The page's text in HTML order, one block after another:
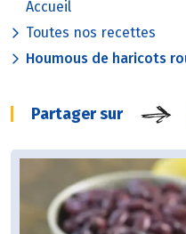
Accueil
Toutes nos recettes
Houmous de haricots
Partager sur